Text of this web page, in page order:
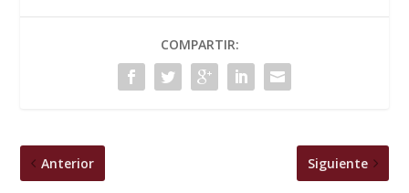
COMPARTIR:
Anterior Siguiente